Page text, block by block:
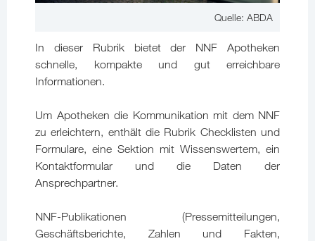
Quelle: ABDA
In dieser Rubrik bietet der NNF Apotheken
schnelle, kompakte und gut erreichbare
Informationen.
Um Apotheken die Kommunikation mit dem NNF
zu erleichtern, enthält die Rubrik Checklisten und
Formulare, eine Sektion mit Wissenswertem, ein
Kontaktformular und die Daten der
Ansprechpartner.
NNF-Publikationen (Pressemitteilungen,
Geschäftsberichte, Zahlen und Fakten,